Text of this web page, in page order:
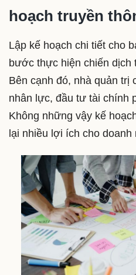
hoạch truyền
Lập kế hoạch chi tiết cho
bước thực hiện chiến dịch
Bên cạnh đó, nhà quản trị
nhân lực, đầu tư tài chính
Không những vậy kế
lại nhiều lợi ích cho doanh